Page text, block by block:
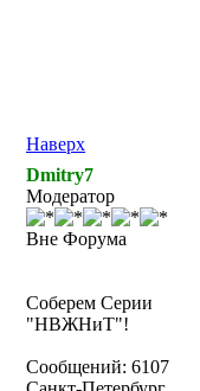
Наверх
Dmitry7
Модератор
Вне Форума
Соберем Серии
"НВЖНиТ"!
Сообщений: 6107